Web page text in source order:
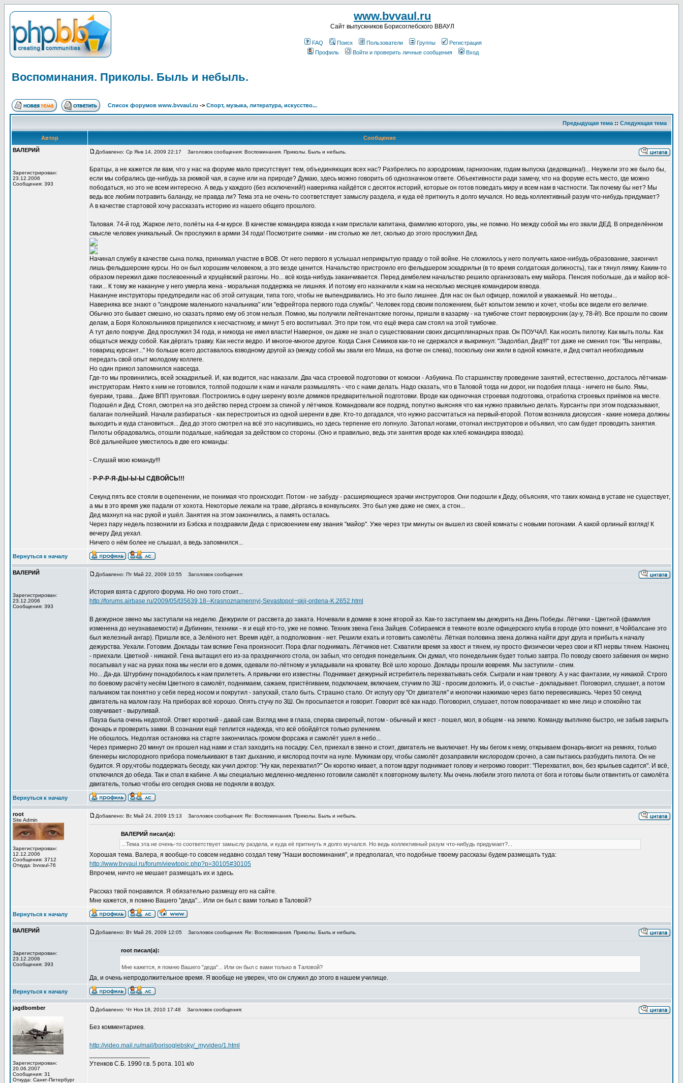
www.bvvaul.ru
Cайт выпускников Борисоглебского ВВАУЛ
FAQ Поиск Пользователи Группы
Регистрация
Профиль
Войти и проверить личные сообщения Вход
Воспоминания. Приколы. Быль и небыль.
Список форумов www.bvvaul.ru -> Спорт, музыка, литература, искусство...
Предыдущая тема :: Следующая тема
Автор
Сообщение
ВАЛЕРИЙ
Зарегистрирован:
23.12.2006
Сообщения: 393
Добавлено: Ср Янв 14, 2009 22:17 Заголовок сообщения: Воспоминания. Приколы. Быль и небыль.
Братцы, а не кажется ли вам, что у нас на форуме мало присутствует тем, объединяющих всех нас? Разбрелись по аэродромам, гарнизонам, годам выпуска (дедовщина!)... Неужели это же было бы,
если мы собрались где-нибудь за рюмкой чая, в сауне или на природе? Думаю, здесь можно говорить об однозначном ответе. Объективности ради замечу, что на форуме есть место, где можно
пободаться, но это не всем интересно. А ведь у каждого (без исключений!) наверняка найдётся с десяток историй, которые он готов поведать миру и всем нам в частности. Так почему бы нет? Мы
ведь все любим потравить баланду, не правда ли? Тема эта не очень-то соответствует замыслу раздела, и куда её приткнуть я долго мучался. Но ведь коллективный разум что-нибудь придумает?
А в качестве стартовой хочу рассказать историю из нашего общего прошлого.
Таловая. 74-й год. Жаркое лето, полёты на 4-м курсе. В качестве командира взвода к нам прислали капитана, фамилию которого, увы, не помню. Но между собой мы его звали ДЕД. В определённом
смысле человек уникальный. Он прослужил в армии 34 года! Посмотрите снимки - им столько же лет, сколько до этого прослужил Дед.
Начинал службу в качестве сына полка, принимал участие в ВОВ. От него первого я услышал неприкрытую правду о той войне. Не сложилось у него получить какое-нибудь образование, закончил
лишь фельдшерские курсы. Но он был хорошим человеком, а это везде ценится. Начальство пристроило его фельдшером эскадрильи (в то время солдатская должность), так и тянул лямку. Каким-то
образом пережил даже послевоенный и хрущёвский разгоны. Но... всё когда-нибудь заканчивается. Перед дембелем начальство решило организовать ему майора. Пенсия побольше, да и майор всё-
таки... К тому же накануне у него умерла жена - моральная поддержка не лишняя. И потому его назначили к нам на несколько месяцев командиром взвода.
Накануне инструкторы предупредили нас об этой ситуации, типа того, чтобы не выпендривались. Но это было лишнее. Для нас он был офицер, пожилой и уважаемый. Но методы...
Наверняка все знают о "синдроме маленького начальника" или "ефрейтора первого года службы". Человек горд своим положением, бьёт копытом землю и хочет, чтобы все видели его величие.
Обычно это бывает смешно, но сказать прямо ему об этом нельзя. Помню, мы получили лейтенантские погоны, пришли в казарму - на тумбочке стоит первокурсник (ау-у, 78-й!). Все прошли по своим
делам, а Боря Колокольников прицепился к несчастному, и минут 5 его воспитывал. Это при том, что ещё вчера сам стоял на этой тумбочке.
А тут дело покруче. Дед прослужил 34 года, и никогда не имел власти! Наверное, он даже не знал о существовании своих дисциплинарных прав. Он ПОУЧАЛ. Как носить пилотку. Как мыть полы. Как
общаться между собой. Как дёргать травку. Как нести ведро. И многое-многое другое. Когда Саня Семиков как-то не сдержался и выкрикнул: "Задолбал, Дед!!!" тот даже не сменил тон: "Вы неправы,
товарищ курсант..." Но больше всего доставалось взводному другой аэ (между собой мы звали его Миша, на фотке он слева), поскольку они жили в одной комнате, и Дед считал необходимым
передать свой опыт молодому коллеге.
Но один прикол запомнился навсегда.
Где-то мы провинились, всей эскадрильей. И, как водится, нас наказали. Два часа строевой подготовки от комэски - Азбукина. По старшинству проведение занятий, естественно, досталось лётчикам-
инструкторам. Никто к ним не готовился, толпой подошли к нам и начали размышлять - что с нами делать. Надо сказать, что в Таловой тогда ни дорог, ни подобия плаца - ничего не было. Ямы,
буераки, трава... Даже ВПП грунтовая. Построились в одну шеренгу возле домиков предварительной подготовки. Вроде как одиночная строевая подготовка, отработка строевых приёмов на месте.
Подошёл и Дед. Стоял, смотрел на это действо перед строем за спиной у лётчиков. Командовали все подряд, попутно выясняя что как нужно правильно делать. Курсанты при этом подсказывают,
балаган полнейший. Начали разбираться - как перестроиться из одной шеренги в две. Кто-то догадался, что нужно рассчитаться на первый-второй. Потом возникла дискуссия - какие номера должны
выходить и куда становиться... Дед до этого смотрел на всё это насупившись, но здесь терпение его лопнуло. Затопал ногами, отогнал инструкторов и объявил, что сам будет проводить занятия.
Пилоты обрадовались, отошли подальше, наблюдая за действом со стороны. (Оно и правильно, ведь эти занятия вроде как хлеб командира взвода).
Всё дальнейшее уместилось в две его команды:
- Слушай мою команду!!!
- Р-Р-Р-Я-ДЫ-Ы-Ы СДВОЙСЬ!!!
Секунд пять все стояли в оцепенении, не понимая что происходит. Потом - не забуду - расширяющиеся зрачки инструкторов. Они подошли к Деду, объясняя, что таких команд в уставе не существует,
а мы в это время уже падали от хохота. Некоторые лежали на траве, дёргаясь в конвульсиях. Это был уже даже не смех, а стон...
Дед махнул на нас рукой и ушёл. Занятия на этом закончились, а память осталась.
Через пару недель позвонили из Бэбска и поздравили Деда с присвоением ему звания "майор". Уже через три минуты он вышел из своей комнаты с новыми погонами. А какой орлиный взгляд! К
вечеру Дед уехал.
Ничего о нём более не слышал, а ведь запомнился...
Вернуться к началу
ВАЛЕРИЙ
Зарегистрирован:
23.12.2006
Сообщения: 393
Добавлено: Пт Май 22, 2009 10:55 Заголовок сообщения:
История взята с другого форума. Но оно того стоит...
http://forums.airbase.ru/2009/05/t35639,18--Krasnoznamennyj-Sevastopol~skij-ordena-K.2652.html
В дежурное звено мы заступали на неделю. Дежурили от рассвета до заката. Ночевали в домике в зоне второй аэ. Как-то заступаем мы дежурить на День Победы. Лётчики - Цветной (фамилия
изменена до неузнаваемости) и Дубинкин, техники - я и ещё кто-то, уже не помню. Техник звена Гена Зайцев. Собираемся в темноте возле офицерского клуба в городе (кто помнит, в Чойбалсане это
был железный ангар). Пришли все, а Зелёного нет. Время идёт, а подполковник - нет. Решили ехать и готовить самолёты. Лётная половина звена должна найти друг друга и прибыть к началу
дежурства. Уехали. Готовим. Доклады там всякие Гена произносит. Пора флаг поднимать. Лётчиков нет. Схватили время за хвост и тянем, ну просто физически через свои и КП нервы тянем. Наконец
- приехали. Цветной - никакой. Гена вытащил его из-за праздничного стола, он забыл, что сегодня понедельник. Он думал, что понедельник будет только завтра. По поводу своего забвения он мирно
посапывал у нас на руках пока мы несли его в домик, одевали по-лётному и укладывали на кроватку. Всё шло хорошо. Доклады прошли вовремя. Мы заступили - спим.
Но... Да-да. Штурбину понадобилось к нам прилететь. А привычки его известны. Поднимает дежурный истребитель перехватывать себя. Сыграли и нам тревогу. А у нас фантазии, ну никакой. Строго
по боевому расчёту несём Цветного в самолёт, поднимаем, сажаем, пристёгиваем, подключаем, включаем, стучим по ЗШ - просим доложить. И, о счастье - докладывает. Поговорил, слушает, а потом
пальчиком так понятно у себя перед носом и покрутил - запускай, стало быть. Страшно стало. От испугу ору "От двигателя" и кнопочки нажимаю через батю перевесившись. Через 50 секунд
двигатель на малом газу. На приборах всё хорошо. Опять стучу по ЗШ. Он просыпается и говорит. Говорит всё как надо. Поговорил, слушает, потом поворачивает ко мне лицо и спокойно так
озвучивает - выруливай.
Пауза была очень недолгой. Ответ короткий - давай сам. Взгляд мне в глаза, сперва свирепый, потом - обычный и жест - пошел, мол, в общем - на землю. Команду выплняю быстро, не забыв закрыть
фонарь и проверить замки. В сознании ещё теплится надежда, что всё обойдётся только рулением.
Не обошлось. Недолгая остановка на старте закончилась громом форсажа и самолёт ушел в небо...
Через примерно 20 минут он прошел над нами и стал заходить на посадку. Сел, приехал в звено и стоит, двигатель не выключает. Ну мы бегом к нему, открываем фонарь-висит на ремнях, только
бленкеры кислородного прибора помелькивают в такт дыханию, и кислород почти на нуле. Мужикам ору, чтобы самолёт дозаправили кислородом срочно, а сам пытаюсь разбудить пилота. Он не
будится. Я ору,чтобы поддержать беседу, как учил доктор: "Ну как, перехватил?" Он коротко кивает, а потом вдруг поднимает голову и негромко говорит: "Перехватил, вон, без крыльев садится". И всё,
отключился до обеда. Так и спал в кабине. А мы специально медленно-медленно готовили самолёт к повторному вылету. Мы очень любили этого пилота от бога и готовы были отвинтить от самолёта
двигатель, только чтобы его сегодня снова не подняли в воздух.
Вернуться к началу
root
Site Admin
Зарегистрирован:
12.12.2006
Сообщения: 3712
Откуда: bvvaul-76
Добавлено: Вс Май 24, 2009 15:13 Заголовок сообщения: Re: Воспоминания. Приколы. Быль и небыль.
ВАЛЕРИЙ писал(а):
...Тема эта не очень-то соответствует замыслу раздела, и куда её приткнуть я долго мучался. Но ведь коллективный разум что-нибудь придумает?...
Хорошая тема. Валера, я вообще-то совсем недавно создал тему "Наши воспоминания", и предполагал, что подобные твоему рассказы будем размещать туда:
http://www.bvvaul.ru/forum/viewtopic.php?p=30105#30105
Впрочем, ничто не мешает размещать их и здесь.
Рассказ твой понравился. Я обязательно размещу его на сайте.
Мне кажется, я помню Вашего "деда"... Или он был с вами только в Таловой?
Вернуться к началу
ВАЛЕРИЙ
Зарегистрирован:
23.12.2006
Сообщения: 393
Добавлено: Вт Май 26, 2009 12:05 Заголовок сообщения: Re: Воспоминания. Приколы. Быль и небыль.
root писал(а):
Мне кажется, я помню Вашего "деда"... Или он был с вами только в Таловой?
Да, и очень непродолжительное время. Я вообще не уверен, что он служил до этого в нашем училище.
Вернуться к началу
jagdbomber
Зарегистрирован:
20.06.2007
Сообщения: 31
Откуда: Санкт-Петербург
Добавлено: Чт Ноя 18, 2010 17:48 Заголовок сообщения:
Без комментариев.
http://video.mail.ru/mail/borisoglebsky/_myvideo/1.html
Утенков С.Б. 1990 г.в. 5 рота. 101 к/о